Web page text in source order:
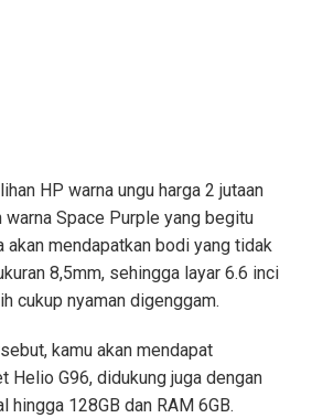
HP warna ungu harga 2 jutaan
warna Space Purple yang begitu
akan mendapatkan bodi yang tidak
8,5mm, sehingga layar 6.6 inci
cukup nyaman digenggam.
kamu akan mendapat
Helio G96, didukung juga dengan
hingga 128GB dan RAM 6GB.